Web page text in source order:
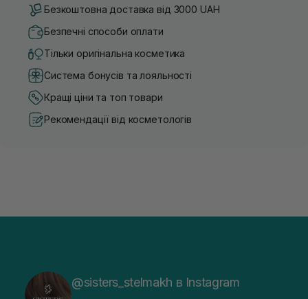
Безкоштовна доставка від 3000 UAH
Безпечні способи оплати
Тільки оригінальна косметика
Система бонусів та лояльності
Кращі ціни та топ товари
Рекомендації від косметологів
@sisters_stelmakh в Instagram